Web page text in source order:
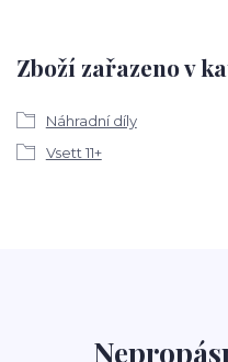
Zboží zařazeno v
Náhradní díly
Vsett 11+